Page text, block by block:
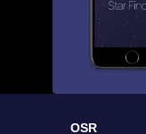
OSR